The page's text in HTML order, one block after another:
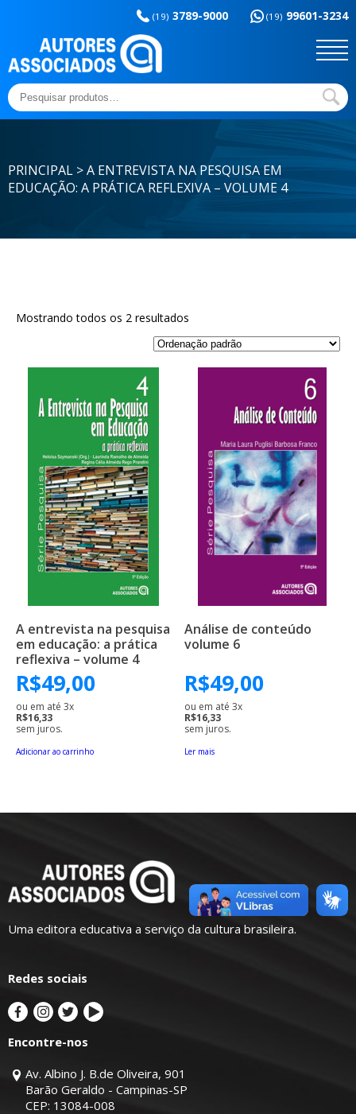
(19) 3789-9000 (19) 99601-3234
Pesquisar
por:
educação
Outros títulos
Sem categoria
Temas básicos
PRINCIPAL > A ENTREVISTA NA PESQUISA EM
EDUCAÇÃO: A PRÁTICA REFLEXIVA – VOLUME 4
Mostrando todos os 2 resultados
A entrevista na pesquisa
em educação: a prática
reflexiva – volume 4
R$49,00
ou em até 3x
R$16,33
sem juros.
Adicionar ao carrinho
Análise de conteúdo
volume 6
R$49,00
ou em até 3x
R$16,33
sem juros.
Ler mais
Uma editora educativa a serviço da cultura brasileira.
Redes sociais
Encontre-nos
Av. Albino J. B.de Oliveira, 901
Barão Geraldo - Campinas-SP
CEP: 13084-008